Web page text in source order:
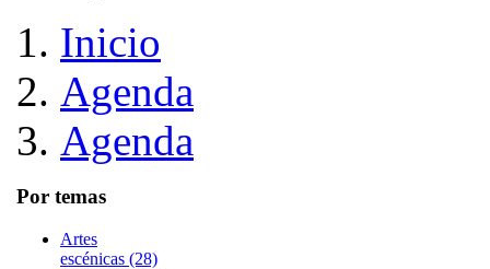
Inicio
Agenda
Agenda
Por temas
Artes
escénicas (28)